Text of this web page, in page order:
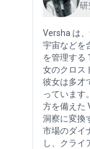
研
Versha は
宇宙などを
を管理する
女のクロス
彼女は多才
っています
方を備えた
洞察に変換
市場のダイ
し、クライ